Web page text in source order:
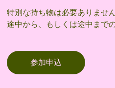
特別な持ち物は必要ありませ
途中から、もしくは途中まで
参加申込